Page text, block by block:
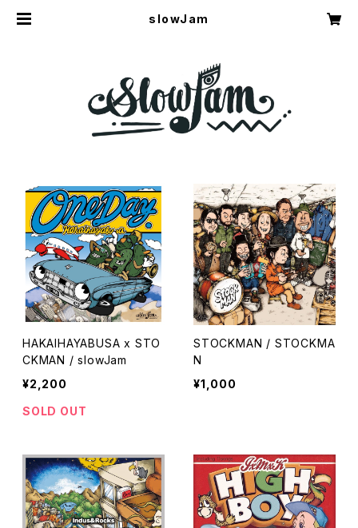
slowJam
HAKAIHAYABUSA x STO
CKMAN / slowJam
¥2,200
SOLD OUT
STOCKMAN / STOCKMA
N
¥1,000